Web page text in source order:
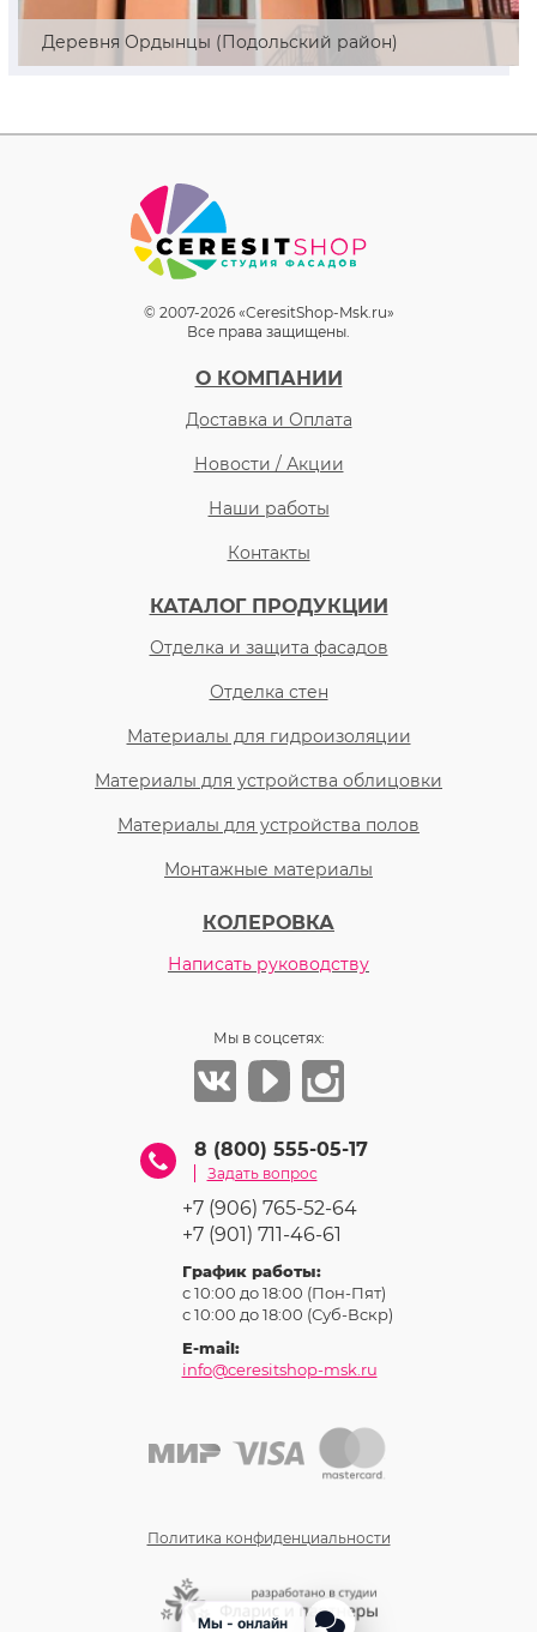
Деревня Ордынцы (Подольский район)
© 2007-2026 «CeresitShop-Msk.ru»
Все права защищены.
О КОМПАНИИ
Доставка и Оплата
Новости / Акции
Наши работы
Контакты
КАТАЛОГ ПРОДУКЦИИ
Отделка и защита фасадов
Отделка стен
Материалы для гидроизоляции
Материалы для устройства облицовки
Материалы для устройства полов
Монтажные материалы
КОЛЕРОВКА
Написать руководству
Мы в соцсетях:
8 (800) 555-05-17
Задать вопрос
+7 (906) 765-52-64
+7 (901) 711-46-61
График работы:
с 10:00 до 18:00 (Пон-Пят)
с 10:00 до 18:00 (Суб-Вcкр)
E-mail:
info@ceresitshop-msk.ru
Политика конфиденциальности